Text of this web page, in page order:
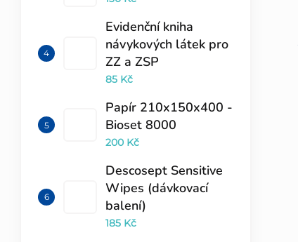
Evidenční kniha
návykových látek pro
ZZ a ZSP
85 Kč
Papír 210x150x400 -
Bioset 8000
200 Kč
Descosept Sensitive
Wipes (dávkovací
balení)
185 Kč